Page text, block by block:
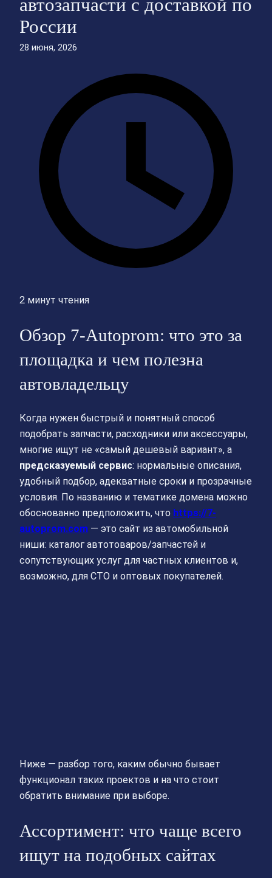
автозапчасти с доставкой по
России
28 июня, 2026
2 минут чтения
Обзор 7-Autoprom: что это за
площадка и чем полезна
автовладельцу
Когда нужен быстрый и понятный способ
подобрать запчасти, расходники или аксессуары,
многие ищут не «самый дешевый вариант», а
предсказуемый сервис: нормальные описания,
удобный подбор, адекватные сроки и прозрачные
условия. По названию и тематике домена можно
обоснованно предположить, что https://7-
autoprom.com — это сайт из автомобильной
ниши: каталог автотоваров/запчастей и
сопутствующих услуг для частных клиентов и,
возможно, для СТО и оптовых покупателей.
Ниже — разбор того, каким обычно бывает
функционал таких проектов и на что стоит
обратить внимание при выборе.
Ассортимент: что чаще всего
ищут на подобных сайтах